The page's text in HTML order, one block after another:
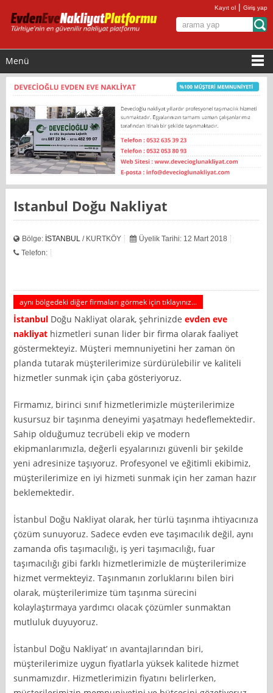
Kayıt ol |Giriş yap
Menü
Istanbul Doğu Nakliyat
Bölge: İSTANBUL / KURTKÖY
Üyelik Tarihi: 12 Mart 2018
Telefon:
aynı bölgedeki diğer firmaları görmek için tıklayınız...
İstanbul Doğu Nakliyat olarak, şehrinizdeevden eve
nakliyat hizmetleri sunan lider bir firma olarak faaliyet
göstermekteyiz. Müşteri memnuniyetini her zaman ön
planda tutarak müşterilerimize sürdürülebilir ve kaliteli
hizmetler sunmak için çaba gösteriyoruz.
Firmamız, birinci sınıf hizmetlerimizle müşterilerimize
kusursuz bir taşınma deneyimi yaşatmayı hedeflemektedir.
Sahip olduğumuz tecrübeli ekip ve modern
ekipmanlarımızla, değerli eşyalarınızı güvenli bir şekilde
yeni adresinize taşıyoruz. Profesyonel ve eğitimli ekibimiz,
müşterilerimize en iyi hizmeti sunmak için her zaman hazır
beklemektedir.
İstanbul Doğu Nakliyat olarak, her türlü taşınma ihtiyacınıza
çözüm sunuyoruz. Sadece evden eve taşımacılık değil, aynı
zamanda ofis taşımacılığı, iş yeri taşımacılığı, fuar
taşımacılığı gibi farklı hizmetlerimizle de müşterilerimize
hizmet vermekteyiz. Taşınmanın zorluklarını bilen biri
olarak, müşterilerimize tüm taşınma sürecini
kolaylaştırmaya yardımcı olacak çözümler sunmaktan
mutluluk duyuyoruz.
İstanbul Doğu Nakliyat’ ın avantajlarından biri,
müşterilerimize uygun fiyatlarla yüksek kalitede hizmet
sunmamızdır. Hizmetlerimizin fiyatını belirlerken,